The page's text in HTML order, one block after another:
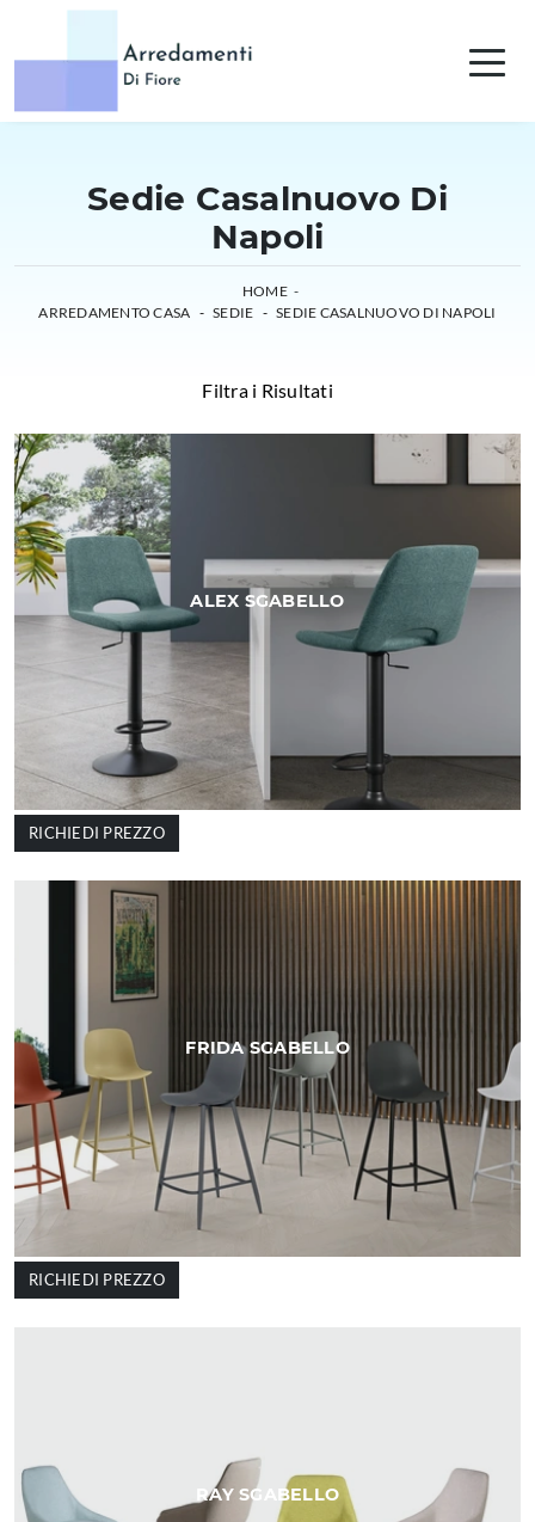
Sedie Casalnuovo Di
Napoli
HOME -
ARREDAMENTO CASA - SEDIE - SEDIE CASALNUOVO DI NAPOLI
Filtra i Risultati
ALEX SGABELLO
RICHIEDI PREZZO
FRIDA SGABELLO
RICHIEDI PREZZO
RAY SGABELLO